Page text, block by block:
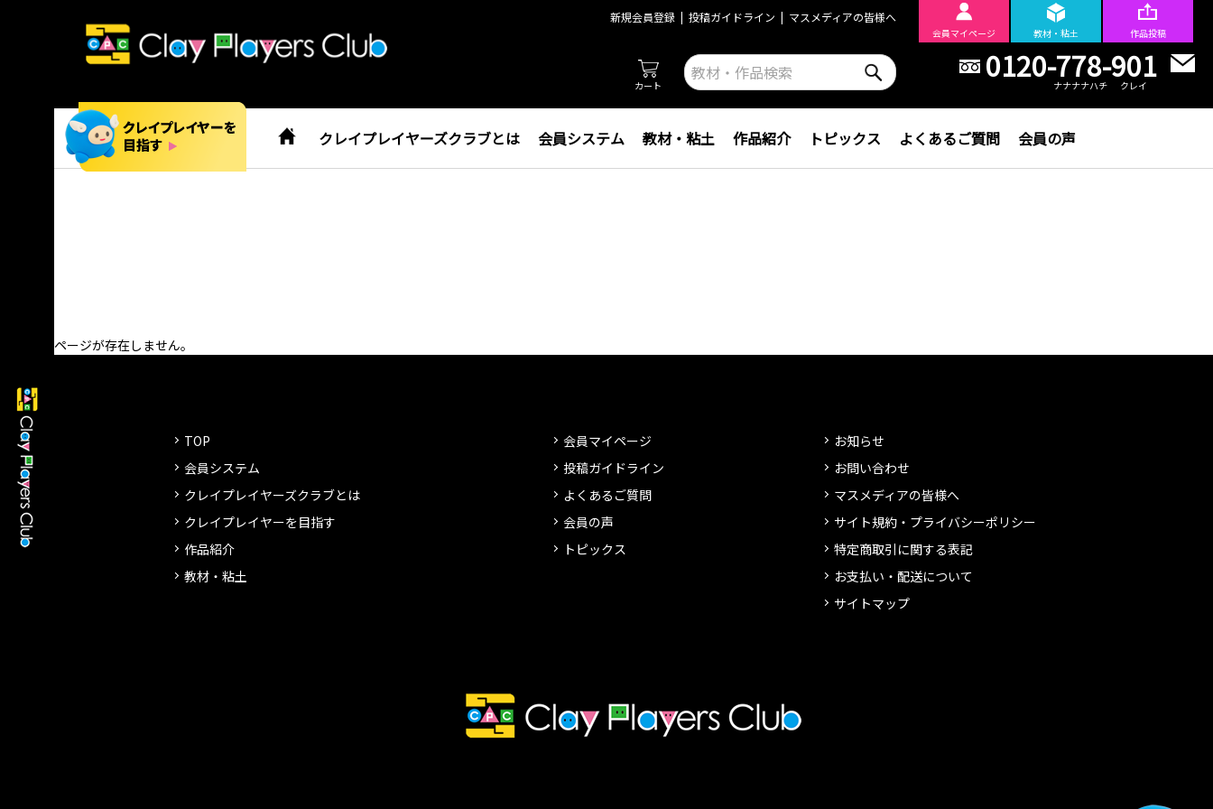
会員マイページ 教材・粘土 作品投稿
0120-778-901
ナナナナハチ クレイ
新規会員登録 投稿ガイドライン マスメディアの皆様へ
カート
クレイプレイヤーズクラブとは 会員システム 教材・粘土 作品紹介 トピックス よくあるご質問 会員の声
ページが存在しません。
TOP
会員システム
クレイプレイヤーズクラブとは
クレイプレイヤーを目指す
作品紹介
教材・粘土
お知らせ
お問い合わせ
マスメディアの皆様へ
サイト規約・プライバシーポリシー
特定商取引に関する表記
お支払い・配送について
サイトマップ
会員マイページ
投稿ガイドライン
よくあるご質問
会員の声
トピックス